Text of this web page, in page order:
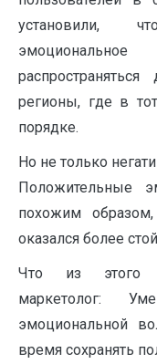
установили,
регионы, где в
порядке.
Но не только
Положительные
похожим
оказался более
Что из этого
маркетолог:
эмоциональной
время сохранять